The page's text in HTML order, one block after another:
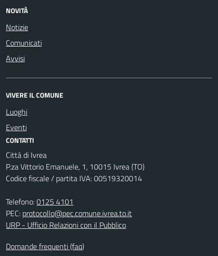
NOVITÀ
Notizie
Comunicati
Avvisi
VIVERE IL COMUNE
Luoghi
Eventi
CONTATTI
Città di Ivrea
P.za Vittorio Emanuele, 1, 10015 Ivrea (TO)
Codice fiscale / partita IVA: 00519320014
Telefono:0125 4101
PEC: protocollo@pec.comune.ivrea.to.it
URP - Ufficio Relazioni con il Pubblico
Domande frequenti (faq)